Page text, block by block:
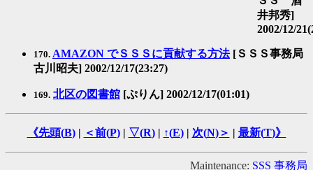
井邦秀]
2002/12/
170. AMAZON でＳＳＳに貢献する方法[ＳＳＳ事務局
古川昭夫] 2002/12/17(23:27)
169. 北区の図書館 [ぷりん] 2002/12/17(01:01)
《先頭(B)| ＜前(P)| ▽(R)| ↑(E)| 次(N)＞ | 最新(T)》
Maintenance: SSS 事務局